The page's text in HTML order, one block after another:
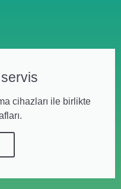
cihazları ile birlikte